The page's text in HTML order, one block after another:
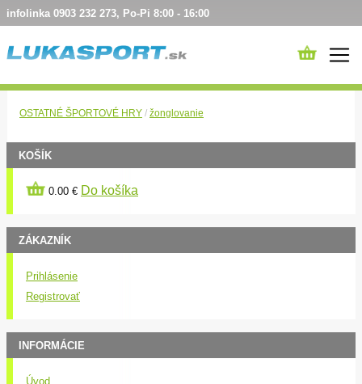
infolinka 0903 232 273, Po-Pi 8:00 - 16:00
OSTATNÉ ŠPORTOVÉ HRY / žonglovanie
KOŠÍK
0.00 € Do košíka
ZÁKAZNÍK
Prihlásenie
Registrovať
INFORMÁCIE
Úvod